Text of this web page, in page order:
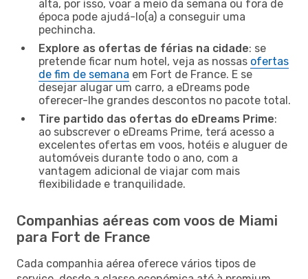
alta, por isso, voar a meio da semana ou fora de
época pode ajudá-lo(a) a conseguir uma
pechincha.
Explore as ofertas de férias na cidade: se
pretende ficar num hotel, veja as nossas ofertas
de fim de semana em Fort de France. E se
desejar alugar um carro, a eDreams pode
oferecer-lhe grandes descontos no pacote total.
Tire partido das ofertas do eDreams Prime:
ao subscrever o eDreams Prime, terá acesso a
excelentes ofertas em voos, hotéis e aluguer de
automóveis durante todo o ano, com a
vantagem adicional de viajar com mais
flexibilidade e tranquilidade.
Companhias aéreas com voos de Miami
para Fort de France
Cada companhia aérea oferece vários tipos de